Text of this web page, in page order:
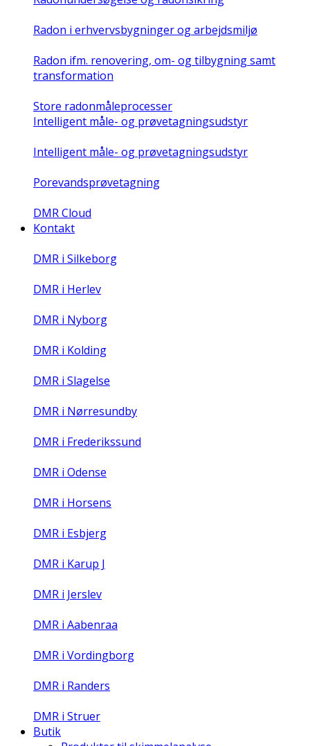
Radon i erhvervsbygninger og arbejdsmiljø
Radon ifm. renovering, om- og tilbygning samt
transformation
Store radonmåleprocesser
Intelligent måle- og prøvetagningsudstyr
Intelligent måle- og prøvetagningsudstyr
Porevandsprøvetagning
DMR Cloud
Kontakt
DMR i Silkeborg
DMR i Herlev
DMR i Nyborg
DMR i Kolding
DMR i Slagelse
DMR i Nørresundby
DMR i Frederikssund
DMR i Odense
DMR i Horsens
DMR i Esbjerg
DMR i Karup J
DMR i Jerslev
DMR i Aabenraa
DMR i Vordingborg
DMR i Randers
DMR i Struer
Butik